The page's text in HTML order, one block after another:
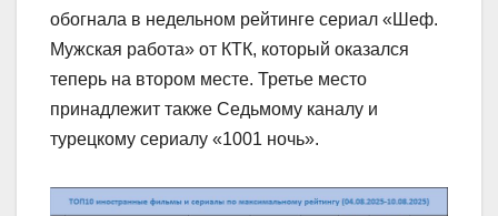
обогнала в недельном рейтинге сериал «Шеф.
Мужская работа» от КТК, который оказался
теперь на втором месте. Третье место
принадлежит также Седьмому каналу и
турецкому сериалу «1001 ночь».